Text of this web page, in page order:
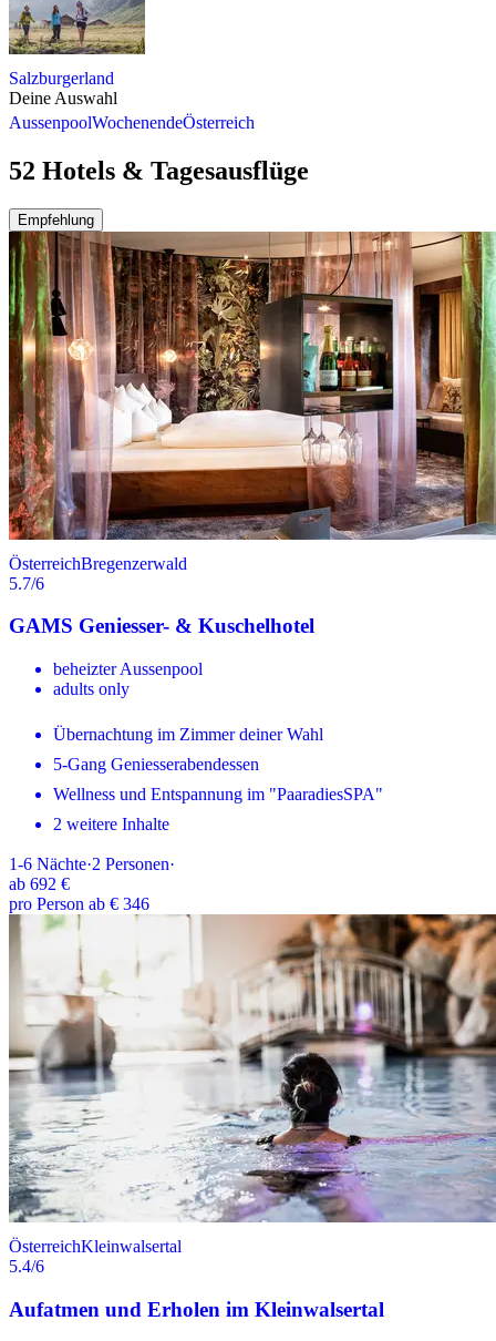
Salzburgerland
Deine Auswahl
AussenpoolWochenendeÖsterreich
52 Hotels & Tagesausflüge
Empfehlung
ÖsterreichBregenzerwald
5.7/6
GAMS Geniesser- & Kuschelhotel
beheizter Aussenpool
adults only
Übernachtung im Zimmer deiner Wahl
5-Gang Geniesserabendessen
Wellness und Entspannung im "PaaradiesSPA"
2 weitere Inhalte
1-6 Nächte·2 Personen·
ab 692 €
pro Person ab € 346
ÖsterreichKleinwalsertal
5.4/6
Aufatmen und Erholen im Kleinwalsertal